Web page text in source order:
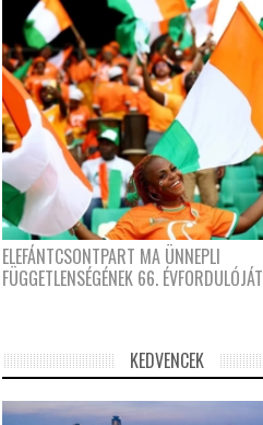
ELEFÁNTCSONTPART MA ÜNNEPLI
FÜGGETLENSÉGÉNEK 66. ÉVFORDULÓJÁT
KEDVENCEK